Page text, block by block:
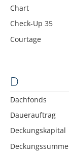
Chart
Check-Up 35
Courtage
D
Dachfonds
Dauerauftrag
Deckungskapital
Deckungssumme